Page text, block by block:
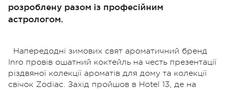
розроблену разом із професійним
астрологом.
Напередодні зимових свят ароматичний бренд
Inro провів ошатний коктейль на честь презентації
різдвяної колекції ароматів для дому та колекції
свічок Zodiac. Захід пройшов в Hotel 13, де на